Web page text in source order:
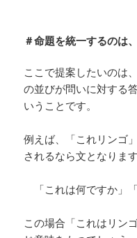
＃命題を統一するのは
ここで提案したいのは
の並びが問いに対する
いうことです。
例えば、「これリンゴ
されるなら文となります
「これは何ですか」
この場合「これはリン